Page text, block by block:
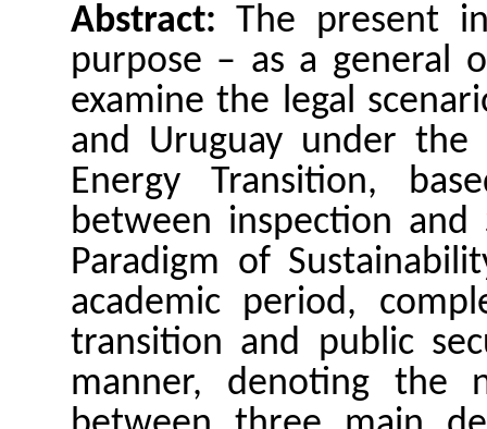
Abstract:The present
purpose – as a general
examinethe legal
and Uruguay under the
EnergyTransition,
between inspection and
Paradigm of
academic
period,
transition and public
manner, denoting the